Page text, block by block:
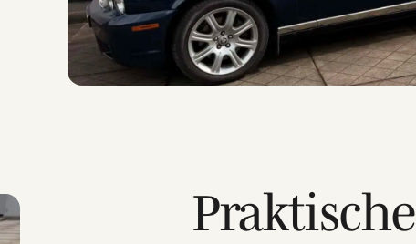
Praktische